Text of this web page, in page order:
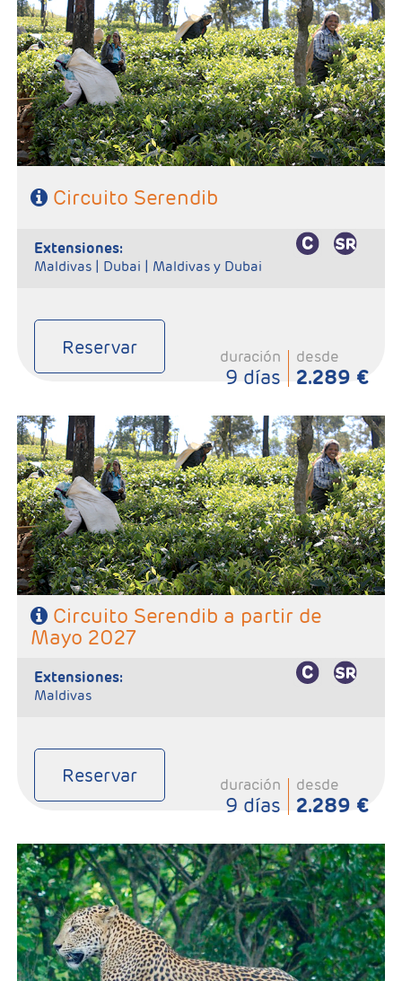
- Salidas: Según calendario
- Ruta:1 noche en Hikkaduwa, 1 noche en P.N Yala o
Tissamaharama, 1 noche en Ella, 1 noche en Kandy, 2 noches en
Habarana y 1 noche en Colombo,
- Categoría hotelera: Primera Superior.
- Régimen: Pensión completa (7 Desayunos, 6 comidas y 6 cenas).
SE NECESITA VISADO PARA VIAJAR A SRI LANKA
Circuito Serendib
extensiones:
Maldivas | Dubai | Maldivas y Dubai
Reservar duración
9 días
desde
2.289 €
- Salidas: Según calendario
- Ruta:1 noche en Hikkaduwa, 1 noche en Tissamaharama, 1 noche
en Ella, 1 noche en Kandy, 2 noches en Habarana y 1 noche en
Colombo,
- Categoría hotelera: Primera Superior.
- Régimen: Pensión completa (7 Desayunos, 6 comidas y 6 cenas).
SE NECESITA VISADO PARA VIAJAR A SRI LANKA
Circuito Serendib a partir de
Mayo 2027
extensiones:
Maldivas
Reservar duración
9 días
desde
2.289 €
- Salidas: Lunes
- Ruta: 3 noches Kandy, 2 noches Habarana, 1 noche Galle, 1
noche Yala, 1 noche Mahiyanganaya y 1 noche Negombo.
- Categoría hotelera: 4 y 5*
- Régimen: 9 Desayunos, 8 comidas y 8 cenas
SE NECESITA VISADO PARA VIAJAR A SRI LANKA